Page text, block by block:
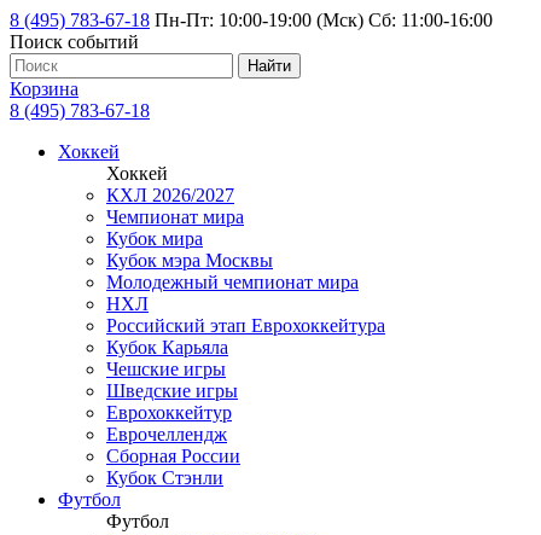
8 (495) 783-67-18 Пн-Пт: 10:00-19:00 (Мск) Сб: 11:00-16:00
Поиск событий
Найти
Корзина
8 (495) 783-67-18
Хоккей
Хоккей
КХЛ 2026/2027
Чемпионат мира
Кубок мира
Кубок мэра Москвы
Молодежный чемпионат мира
НХЛ
Российский этап Еврохоккейтура
Кубок Карьяла
Чешские игры
Шведские игры
Еврохоккейтур
Еврочеллендж
Сборная России
Кубок Стэнли
Футбол
Футбол